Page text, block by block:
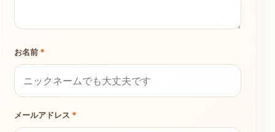
お名前 *
メールアドレス *